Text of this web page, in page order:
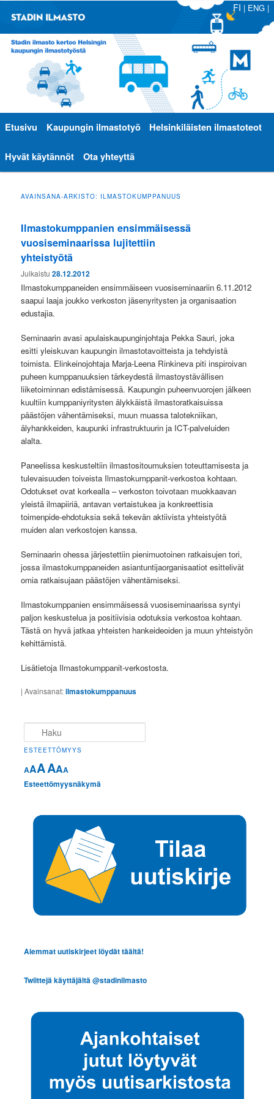
FI | ENG|
Päävalikko
Siirry
sisältöön
Siirry
toissijaiseen
Etusivu Kaupungin ilmastotyö Helsinkiläisten ilmastoteot
Hyvät käytännöt Ota yhteyttä
AVAINSANA-ARKISTO: ILMASTOKUMPPANUUS
Ilmastokumppanien ensimmäisessä
vuosiseminaarissa lujitettiin
yhteistyötä
Julkaistu28.12.2012
Ilmastokumppaneiden ensimmäiseen vuosiseminaariin 6.11.2012
saapui laaja joukko verkoston jäsenyritysten ja organisaation
edustajia.
Seminaarin avasi apulaiskaupunginjohtaja Pekka Sauri, joka
esitti yleiskuvan kaupungin ilmastotavoitteista ja tehdyistä
toimista. Elinkeinojohtaja Marja-Leena Rinkineva piti inspiroivan
puheen kumppanuuksien tärkeydestä ilmastoystävällisen
liiketoiminnan edistämisessä. Kaupungin puheenvuorojen jälkeen
kuultiin kumppaniyritysten älykkäistä ilmastoratkaisuissa
päästöjen vähentämiseksi, muun muassa talotekniikan,
älyhankkeiden, kaupunki infrastruktuurin ja ICT-palveluiden
alalta.
Paneelissa keskusteltiin ilmastositoumuksien toteuttamisesta ja
tulevaisuuden toiveista Ilmastokumppanit-verkostoa kohtaan.
Odotukset ovat korkealla – verkoston toivotaan muokkaavan
yleistä ilmapiiriä, antavan vertaistukea ja konkreettisia
toimenpide-ehdotuksia sekä tekevän aktiivista yhteistyötä
muiden alan verkostojen kanssa.
Seminaarin ohessa järjestettiin pienimuotoinen ratkaisujen tori,
jossa ilmastokumppaneiden asiantuntijaorganisaatiot esittelivät
omia ratkaisujaan päästöjen vähentämiseksi.
Ilmastokumppanien ensimmäisessä vuosiseminaarissa syntyi
paljon keskustelua ja positiivisia odotuksia verkostoa kohtaan.
Tästä on hyvä jatkaa yhteisten hankeideoiden ja muun yhteistyön
kehittämistä.
Lisätietoja Ilmastokumppanit-verkostosta.
|Avainsanat:ilmastokumppanuus
ESTEETTÖMYYS
AAAAAA
Esteettömyysnäkymä
Aiemmat uutiskirjeet löydät täältä!
Twiittejä käyttäjältä @stadinilmasto